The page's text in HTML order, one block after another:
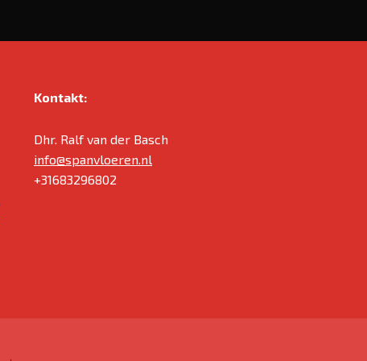
Kontakt:
Dhr. Ralf van der Basch
info@spanvloeren.nl
+31683296802